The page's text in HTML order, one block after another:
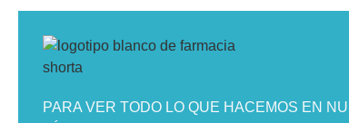
PARA VER TODO LO QUE HACEMOS EN